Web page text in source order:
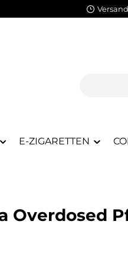
E-ZIGARETTEN
Overdosed